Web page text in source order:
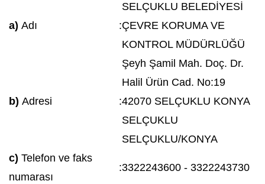
a) Adı :
SELÇUKLU BELEDİYESİ
ÇEVRE KORUMA VE
KONTROL MÜDÜRLÜĞÜ
b) Adresi :
Şeyh Şamil Mah. Doç. Dr.
Halil Ürün Cad. No:19
42070 SELÇUKLU KONYA
SELÇUKLU
SELÇUKLU/KONYA
c) Telefon ve faks
numarası
:3322243600 - 3322243730